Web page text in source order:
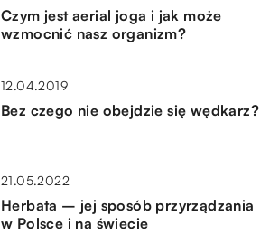
Czym jest aerial joga i jak może
wzmocnić nasz organizm?
12.04.2019
Bez czego nie obejdzie się wędkarz?
21.05.2022
Herbata – jej sposób przyrządzania
w Polsce i na świecie